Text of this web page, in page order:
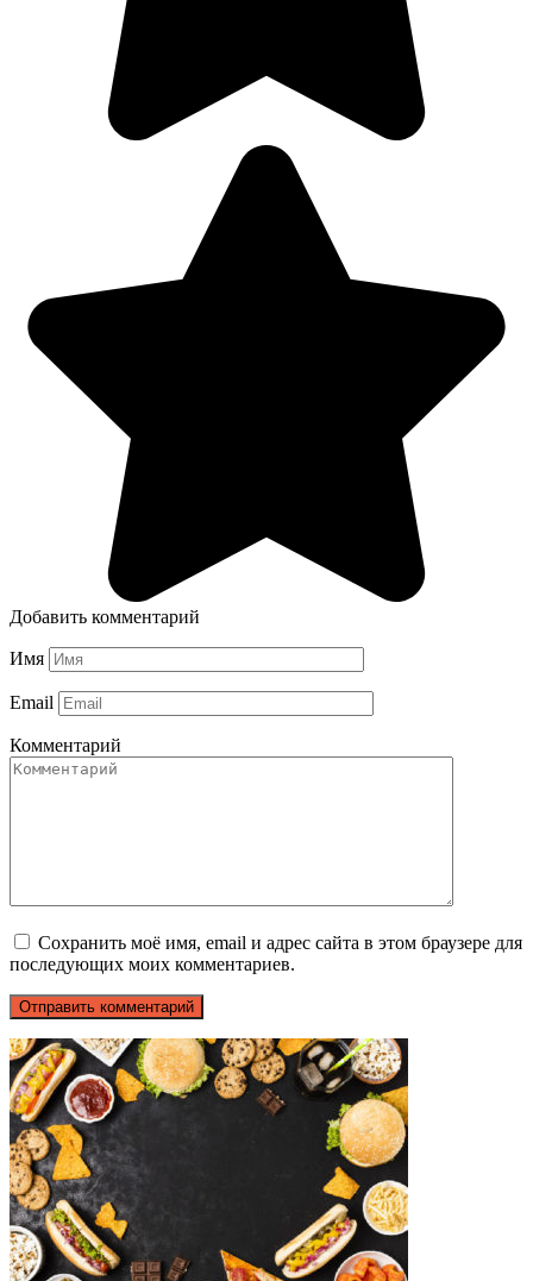
Добавить комментарий
Имя
Email
Комментарий
Сохранить моё имя, email и адрес сайта в этом браузере для
последующих моих комментариев.